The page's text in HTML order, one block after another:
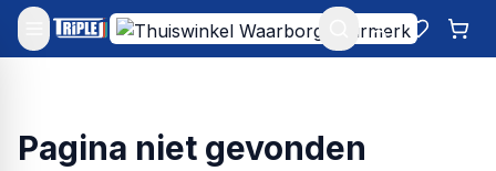
Mijn account
Pagina niet gevonden